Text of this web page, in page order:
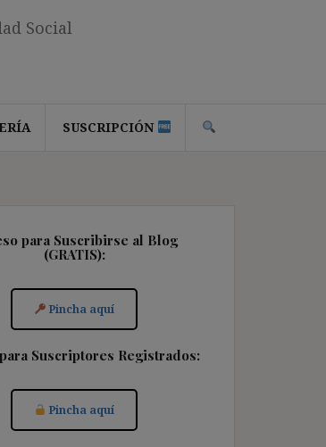
Social
SUSCRIPCIÓN
para Suscribirse al Blog
(GRATIS):
Pincha aquí
Suscriptores Registrados:
Pincha aquí